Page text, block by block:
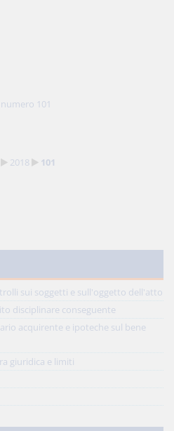
101
2018 101
sui soggetti e sull'oggetto dell'atto
disciplinare conseguente
acquirente e ipoteche sul bene
giuridica e limiti